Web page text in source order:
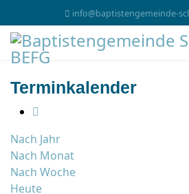
info@baptistengemeinde-
Terminkalender
Nach Jahr
Nach Monat
Nach Woche
Heute